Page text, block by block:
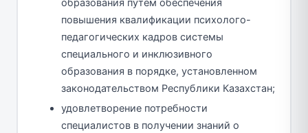
образования путем обеспечения
повышения квалификации психолого-
педагогических кадров системы
специального и инклюзивного
образования в порядке, установленном
законодательством Республики Казахстан;
удовлетворение потребности
специалистов в получении знаний о